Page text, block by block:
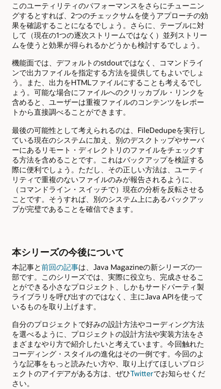
このユーティリティのパフォーマンスをさらにチューニン
グするとすれば、2つのチェックサムを使うアプローチの効
果を確認することになるでしょう。さらに、テーブルに対
して（現在の1つの逐次ストリームではなく）並列ストリー
ムを使うと効果が得られるかどうかも検討するでしょう。
機能面では、デフォルトのstdoutではなく、コマンドライ
ンで出力ファイルを指定する方法を提供してもよいでしょ
う。また、出力をHTMLファイルにすることも考えるでし
ょう。可能な場合にファイルへのクリッカブル・リンクを
含めると、ユーザーは重複ファイルのコンテンツをレポー
トから直接調べることができます。
最後の可能性として考えられるのは、FileDedupeを実行し
ている現在のシステムに加え、別のデスクトップやサーバ
ーにあるリモート・ディレクトリのファイルをチェックす
る方法を含めることです。これはバックアップを検証する
際に便利でしょう。ただし、その正しい方法は、ユーティ
リティで重複のないファイルのみが報告されるように、
（コマンドライン・スイッチで）現在の分析を反転させる
ことです。そうすれば、別のシステム上にあるバックアッ
プが完璧であることを確信できます。
本シリーズの今後について
本記事と前回の記事は、Java Magazineの新シリーズの一
部です。このシリーズでは、実際に役立ち、完成させるこ
とができる小さなプロジェクト、しかもサードパーティ製
ライブラリを呼び出すのではなく、主にJava APIを使って
いるものを取り上げます。
自分のプロジェクトで好みの設計方法やコーディング方法
を選べるように、プロジェクトの設計方法や実装方法をさ
まざまなやり方で紹介したいと考えています。今回触れた
コーディング・スタイルの進化はその一例です。今回のよ
うな記事をもっと読みたい方や、取り上げてほしいプロジ
ェクトのアイデアがある方は、ぜひTwitterでお知らせくだ
さい。